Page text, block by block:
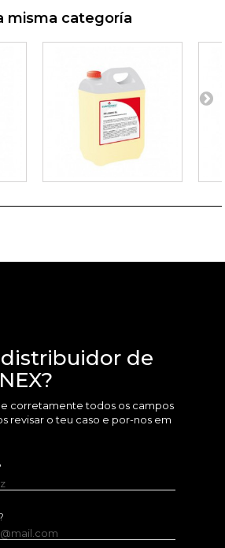
misma categoría
de
corretamente todos os campos
revisar o teu caso e por-nos em